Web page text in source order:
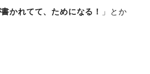
かれてて、ためになる！ 」とか